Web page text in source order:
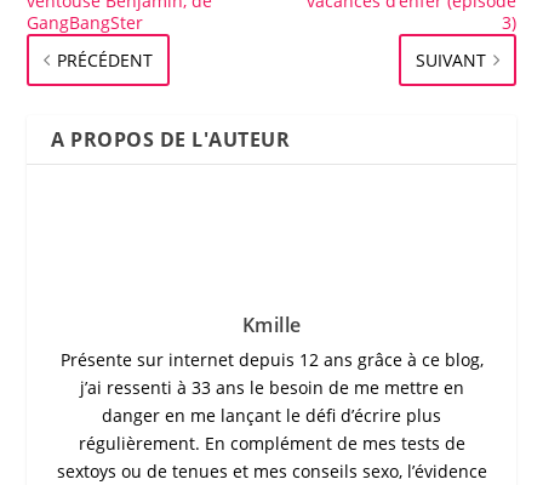
GangBangSter
PRÉCÉDENT
3)
SUIVANT
A PROPOS DE L'AUTEUR
Kmille
Présente sur internet depuis 12 ans grâce à ce blog,
j’ai ressenti à 33 ans le besoin de me mettre en
danger en me lançant le défi d’écrire plus
régulièrement. En complément de mes tests de
sextoys ou de tenues et mes conseils sexo, l’évidence